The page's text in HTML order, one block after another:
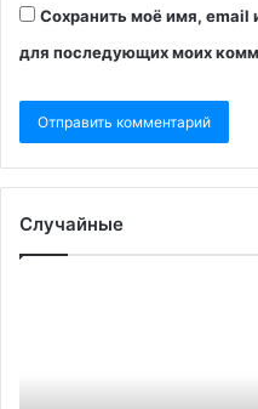
Сохранить моё имя, email
для последующих моих
Случайные